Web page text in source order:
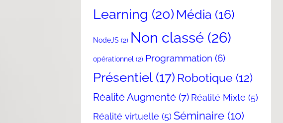
Learning (20) Média (16)
NodeJS (2) Non classé (26)
opérationnel (2) Programmation (6)
Présentiel(17) Robotique (12)
Réalité Augmenté (7) Réalité Mixte (5)
Réalité virtuelle (5) Séminaire (10)